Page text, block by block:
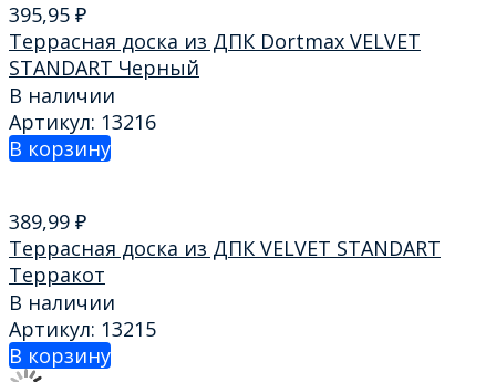
395,95 ₽
Террасная доска из ДПК Dortmax VELVET
STANDART Черный
В наличии
Артикул: 13216
В корзину
389,99 ₽
Террасная доска из ДПК VELVET STANDART
Терракот
В наличии
Артикул: 13215
В корзину